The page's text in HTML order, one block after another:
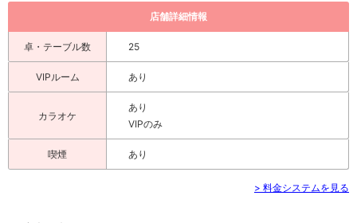
店舗詳細情報
卓・テーブル数 25
VIPルーム あり
カラオケ
あり
VIPのみ
喫煙 あり
> 料金システムを見る